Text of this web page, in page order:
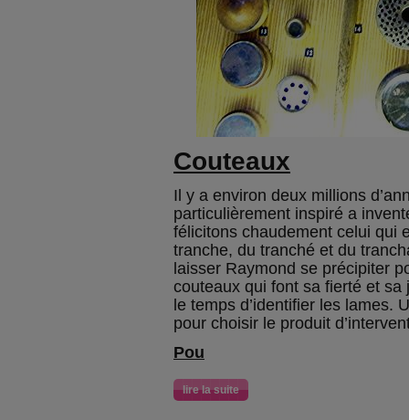
Couteaux
Il y a environ deux millions
particulièrement inspiré a
félicitons chaudement celui qui
tranche, du tranché et du
laisser Raymond se précipiter
couteaux qui font sa fierté et sa
le temps d’identifier les lames.
pour choisir le produit
Pou
lire la suite